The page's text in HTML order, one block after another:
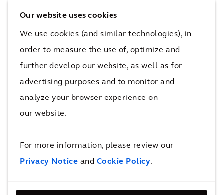
Our website uses cookies
We use cookies (and similar technologies), in
order to measure the use of, optimize and
further develop our website, as well as for
advertising purposes and to monitor and
analyze your browser experience on
our website.
For more information, please review our
Privacy Notice and Cookie Policy.
vous pouvez compter sur Arcadis pour
garantir la viabilité économique et
environnementale d'un développement ou
d'un programme pour de nombreuses années.
des marchés de la construction dans